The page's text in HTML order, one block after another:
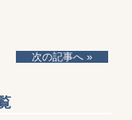
次の記事へ »